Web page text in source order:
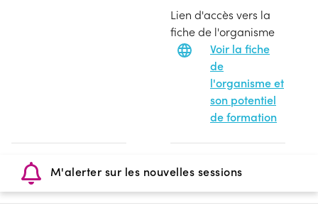
Lien d'accès vers la
fiche de l'organisme
Voir la fiche
de
l'organisme et
son potentiel
de formation
M'alerter sur les nouvelles sessions